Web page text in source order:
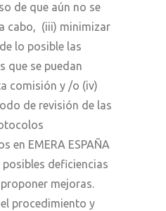
de que aún no se
cabo, (iii) minimizar
lo posible las
que se puedan
comisión y /o (iv)
de revisión de las
en EMERA ESPAÑA
deficiencias
mejoras.
procedimiento y